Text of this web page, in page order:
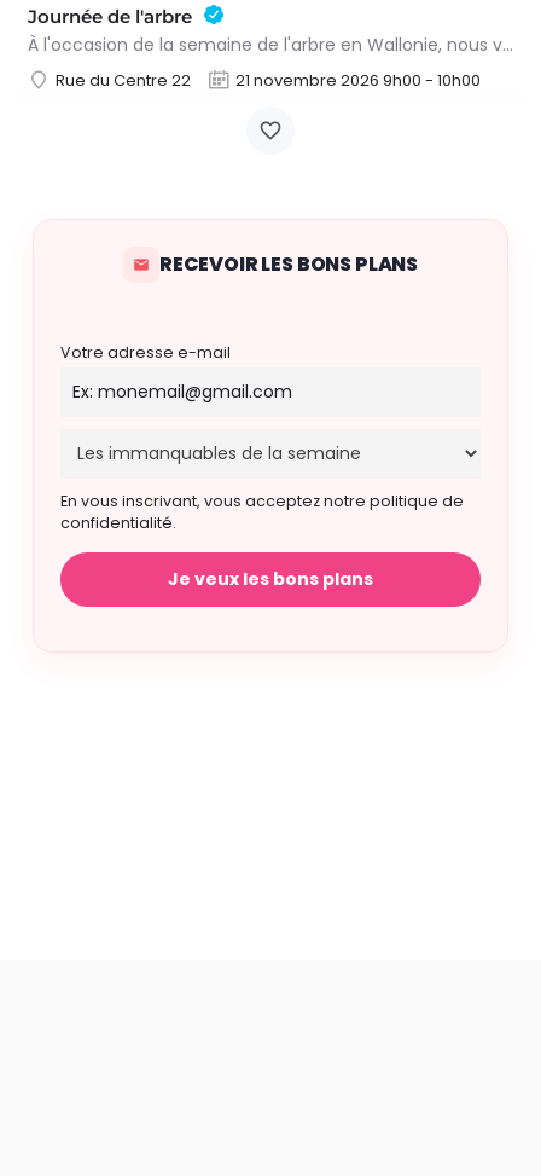
Journée de l'arbre
À l'occasion de la semaine de l'arbre en Wallonie, nous vous proposons l'annuelle distribution gratuite des…
Rue du Centre 22 21 novembre 2026 9h00 - 10h00
RECEVOIR LES BONS PLANS
Votre adresse e-mail
En vous inscrivant, vous acceptez notre politique de
confidentialité.